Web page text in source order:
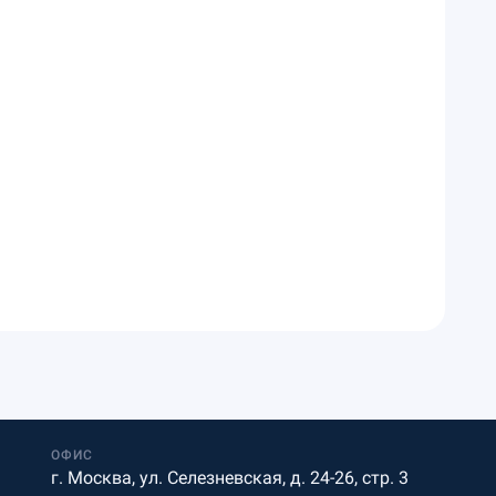
ОФИС
г. Москва, ул. Селезневская, д. 24-26, стр. 3